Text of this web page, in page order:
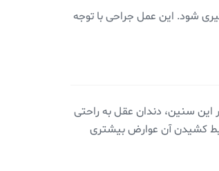
شود. این عمل جراحی با توجه
نشده باشد. در این سنین، دندان عقل به راحتی
کشیدن آن عوارض بیشتری